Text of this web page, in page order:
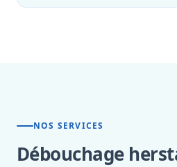
NOS SERVICES
Débouchage